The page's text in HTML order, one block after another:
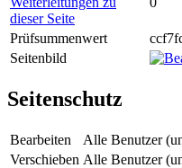
dieser Seite
Prüfsummenwert
Seitenbild
Seitenschutz
Bearbeiten
Alle Benutzer
Verschieben Alle Benutzer